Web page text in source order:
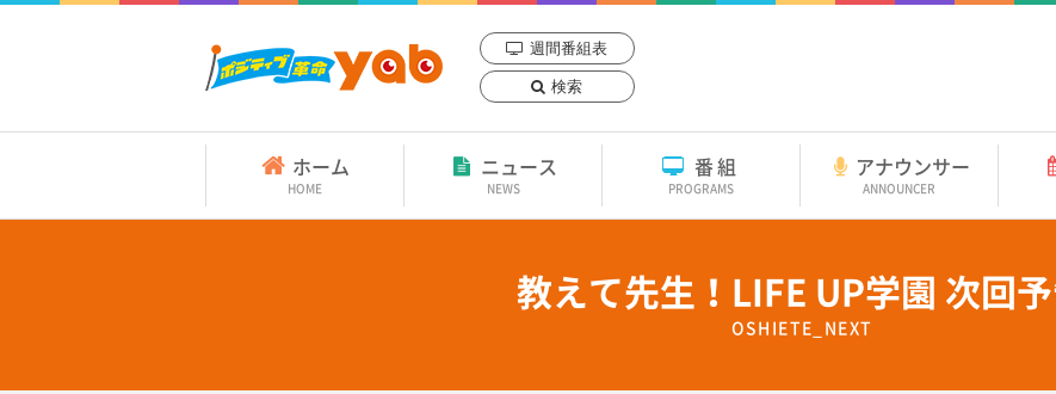
週間番組表
検索
ホーム
HOME
ニュース
NEWS
番組
PROGRAMS
アナウンサー
ANNOUNCER
教えて先生！LIFE UP学園 次回
OSHIETE_NEXT